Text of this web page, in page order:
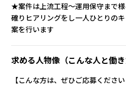
★案件は上流工程～運用保守まで
確りヒアリングをし一人ひとりの
案を行います
求める人物像 （こんな人と働き
【こんな方は、ぜひご応募ください